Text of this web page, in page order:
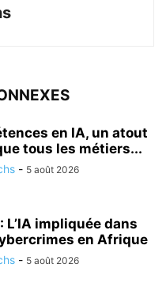
en IA, un atout
tous les métiers...
- 5 août 2026
L’IA impliquée dans
en Afrique
- 5 août 2026